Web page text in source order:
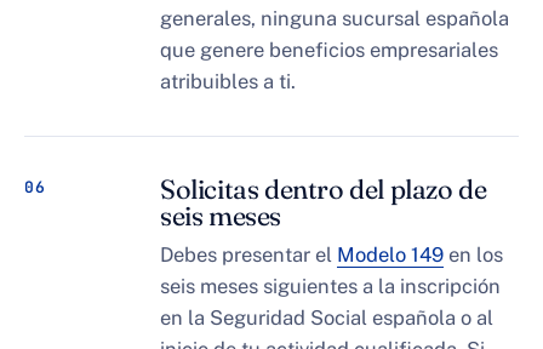
generales, ninguna sucursal española
que genere beneficios empresariales
atribuibles a ti.
06 Solicitas dentro del plazo de
seis meses
Debes presentar el Modelo 149 en los
seis meses siguientes a la inscripción
en la Seguridad Social española o al